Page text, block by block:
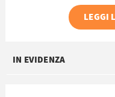
LEGGI
IN EVIDENZA